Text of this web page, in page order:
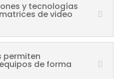
y tecnologías
de video
permiten
de forma